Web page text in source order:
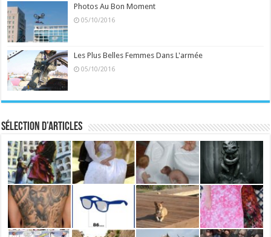
Photos Au Bon Moment
05/10/2016
Les Plus Belles Femmes Dans L'armée
05/10/2016
Sélection d’articles